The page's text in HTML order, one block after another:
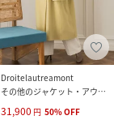
Droitelautreamont
その他のジャケット・アウター
31,900 円 50%OFF